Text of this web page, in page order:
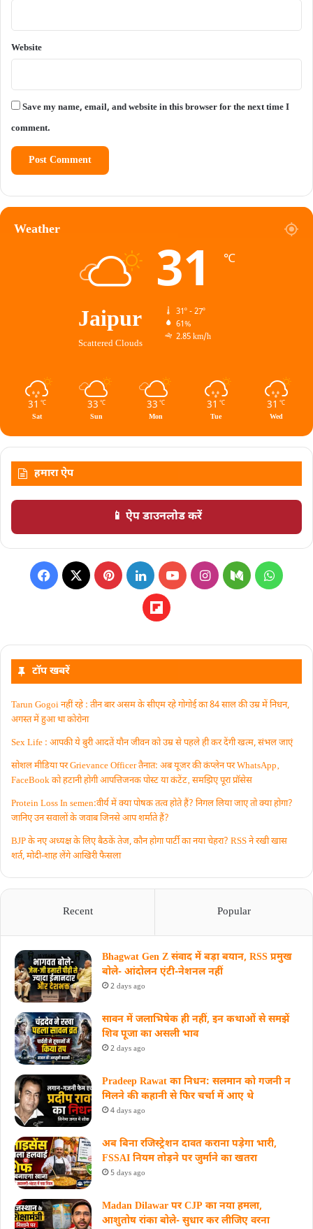
Website
Save my name, email, and website in this browser for the next time I
comment.
Weather
Jaipur
Scattered Clouds
31 ℃
31º - 27º
61%
2.85 km/h
31 ℃
Sat
33 ℃
Sun
33 ℃
Mon
31 ℃
Tue
31 ℃
Wed
हमारा ऐप
📱 ऐप डाउनलोड करें
टॉप खबरें
Tarun Gogoi नहीं रहे : तीन बार असम के सीएम रहे गोगोई का 84 साल की उम्र में निधन,
अगस्त में हुआ था कोरोना
Sex Life : आपकी ये बुरी आदतें याैन जीवन को उम्र से पहले ही कर देंगी खत्म, संभल जाएं
सोशल मीडिया पर Grievance Officer तैनात: अब यूजर की कंप्लेन पर WhatsApp‚
FaceBook को हटानी होगी आपत्तिजनक पोस्ट या कंटेंट‚ समझिए पूरा प्रॉसेस
Protein Loss In semen:वीर्य में क्या पोषक तत्व होते हैं? निगल लिया जाए तो क्या होगा?
जानिए उन सवालों के जवाब जिनसे आप शर्माते हैं?
BJP के नए अध्यक्ष के लिए बैठकें तेज, कौन होगा पार्टी का नया चेहरा? RSS ने रखी खास
शर्त, मोदी-शाह लेंगे आखिरी फैसला
Recent Popular
Bhagwat Gen Z संवाद में बड़ा बयान, RSS प्रमुख
बोले- आंदोलन एंटी-नेशनल नहीं
2 days ago
सावन में जलाभिषेक ही नहीं, इन कथाओं से समझें
शिव पूजा का असली भाव
2 days ago
Pradeep Rawat का निधन: सलमान को गजनी न
मिलने की कहानी से फिर चर्चा में आए थे
4 days ago
अब बिना रजिस्ट्रेशन दावत कराना पड़ेगा भारी,
FSSAI नियम तोड़ने पर जुर्माने का खतरा
5 days ago
Madan Dilawar पर CJP का नया हमला,
आशुतोष रांका बोले- सुधार कर लीजिए वरना